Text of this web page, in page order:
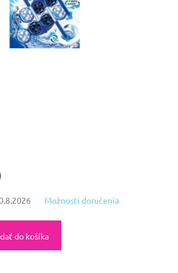
Možnosti doručenia
do košíka